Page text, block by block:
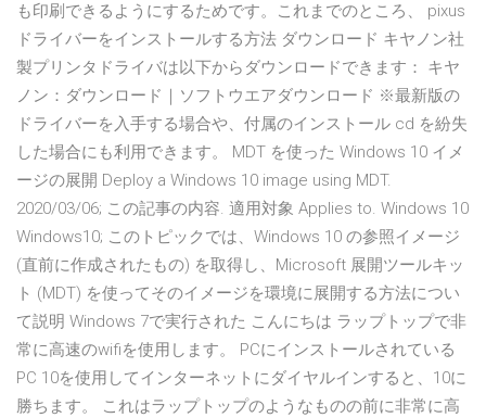
も印刷できるようにするためです。これまでのところ、 pixus
ドライバーをインストールする方法 ダウンロード キヤノン社
製プリンタドライバは以下からダウンロードできます： キヤ
ノン：ダウンロード｜ソフトウエアダウンロード ※最新版の
ドライバーを入手する場合や、付属のインストール cd を紛失
した場合にも利用できます。 MDT を使った Windows 10 イメ
ージの展開 Deploy a Windows 10 image using MDT.
2020/03/06; この記事の内容. 適用対象 Applies to. Windows 10
Windows10; このトピックでは、Windows 10 の参照イメージ
(直前に作成されたもの) を取得し、Microsoft 展開ツールキッ
ト (MDT) を使ってそのイメージを環境に展開する方法につい
て説明 Windows 7で実行された こんにちは ラップトップで非
常に高速のwifiを使用します。 PCにインストールされている
PC 10を使用してインターネットにダイヤルインすると、10に
勝ちます。 これはラップトップのようなものの前に非常に高